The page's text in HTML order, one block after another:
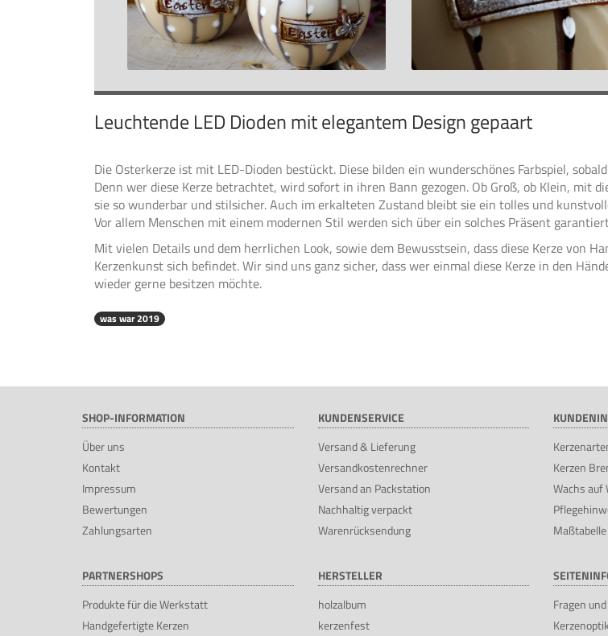
Leuchtende LED Dioden mit elegantem Design gepaart
Die Osterkerze ist mit LED-Dioden bestückt. Diese bilden ein wunderschönes Farbspiel,
Denn wer diese Kerze betrachtet, wird sofort in ihren Bann gezogen. Ob Groß, ob Klein, mit
sie so wunderbar und stilsicher. Auch im erkalteten Zustand bleibt sie ein tolles und
Vor allem Menschen mit einem modernen Stil werden sich über ein solches Präsent
Mit vielen Details und dem herrlichen Look, sowie dem Bewusstsein, dass diese Kerze von
Kerzenkunst sich befindet. Wir sind uns ganz sicher, dass wer einmal diese Kerze in den
wieder gerne besitzen möchte.
was war 2019
SHOP-INFORMATION
Über uns
Kontakt
Impressum
Bewertungen
Zahlungsarten
KUNDENSERVICE
Versand & Lieferung
Versandkostenrechner
Versand an Packstation
Nachhaltig verpackt
Warenrücksendung
Kerzen
Wachs auf
Maßtabelle
PARTNERSHOPS
Produkte für die Werkstatt
Handgefertigte Kerzen
HERSTELLER
holzalbum
kerzenfest
Fragen
Kerzenoptik